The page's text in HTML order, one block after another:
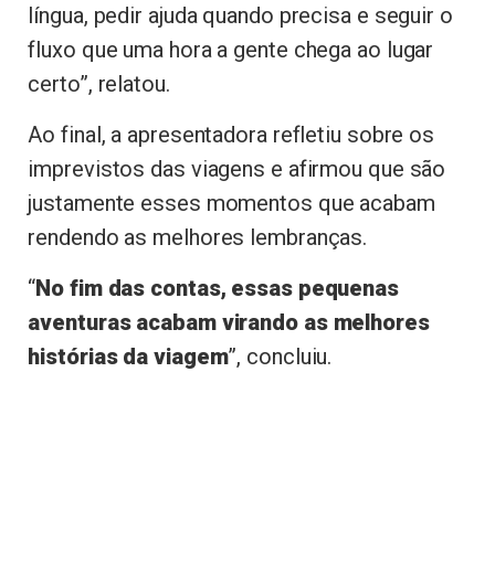
língua, pedir ajuda quando precisa e seguir o
fluxo que uma hora a gente chega ao lugar
certo”, relatou.
Ao final, a apresentadora refletiu sobre os
imprevistos das viagens e afirmou que são
justamente esses momentos que acabam
rendendo as melhores lembranças.
“No fim das contas, essas pequenas
aventuras acabam virando as melhores
histórias da viagem”, concluiu.